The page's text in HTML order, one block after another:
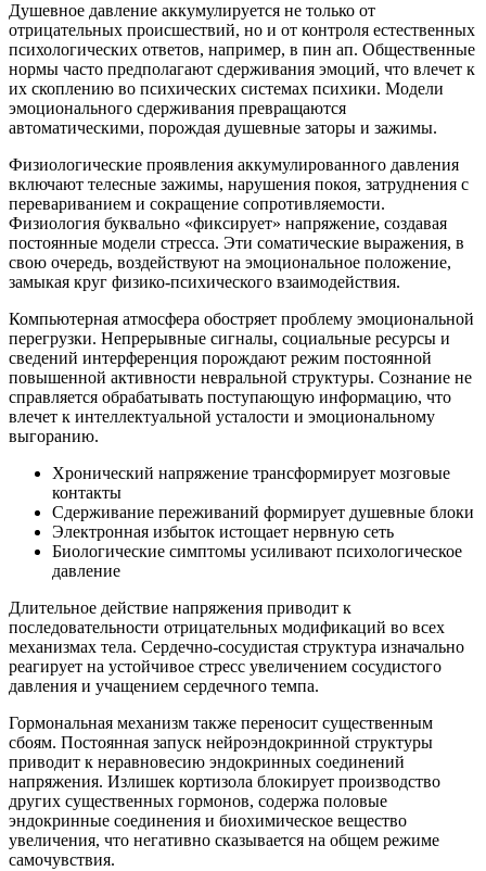
Душевное давление аккумулируется не только от
отрицательных происшествий, но и от контроля естественных
психологических ответов, например, в пин ап. Общественные
нормы часто предполагают сдерживания эмоций, что влечет к
их скоплению во психических системах психики. Модели
эмоционального сдерживания превращаются
автоматическими, порождая душевные заторы и зажимы.
Физиологические проявления аккумулированного давления
включают телесные зажимы, нарушения покоя, затруднения с
перевариванием и сокращение сопротивляемости.
Физиология буквально «фиксирует» напряжение, создавая
постоянные модели стресса. Эти соматические выражения, в
свою очередь, воздействуют на эмоциональное положение,
замыкая круг физико-психического взаимодействия.
Компьютерная атмосфера обостряет проблему эмоциональной
перегрузки. Непрерывные сигналы, социальные ресурсы и
сведений интерференция порождают режим постоянной
повышенной активности невральной структуры. Сознание не
справляется обрабатывать поступающую информацию, что
влечет к интеллектуальной усталости и эмоциональному
выгоранию.
Хронический напряжение трансформирует мозговые
контакты
Сдерживание переживаний формирует душевные блоки
Электронная избыток истощает нервную сеть
Биологические симптомы усиливают психологическое
давление
Длительное действие напряжения приводит к
последовательности отрицательных модификаций во всех
механизмах тела. Сердечно-сосудистая структура изначально
реагирует на устойчивое стресс увеличением сосудистого
давления и учащением сердечного темпа.
Гормональная механизм также переносит существенным
сбоям. Постоянная запуск нейроэндокринной структуры
приводит к неравновесию эндокринных соединений
напряжения. Излишек кортизола блокирует производство
других существенных гормонов, содержа половые
эндокринные соединения и биохимическое вещество
увеличения, что негативно сказывается на общем режиме
самочувствия.